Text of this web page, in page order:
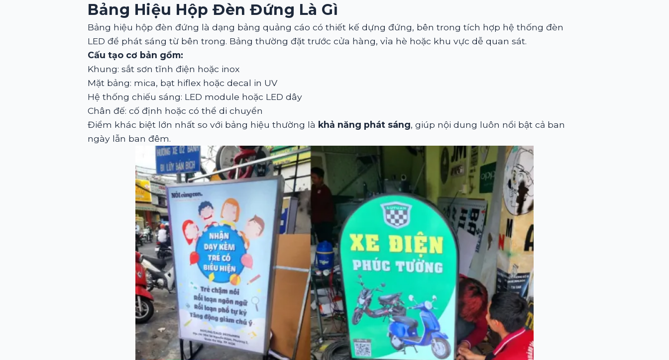
Bảng Hiệu Hộp Đèn Đứng Là Gì
Bảng hiệu hộp đèn đứng là dạng bảng quảng cáo có thiết kế dựng đứng, bên trong tích hợp hệ thống đèn
LED để phát sáng từ bên trong. Bảng thường đặt trước cửa hàng, vỉa hè hoặc khu vực dễ quan sát.
Cấu tạo cơ bản gồm:
Khung: sắt sơn tĩnh điện hoặc inox
Mặt bảng: mica, bạt hiflex hoặc decal in UV
Hệ thống chiếu sáng: LED module hoặc LED dây
Chân đế: cố định hoặc có thể di chuyển
Điểm khác biệt lớn nhất so với bảng hiệu thường là khả năng phát sáng, giúp nội dung luôn nổi bật cả ban
ngày lẫn ban đêm.